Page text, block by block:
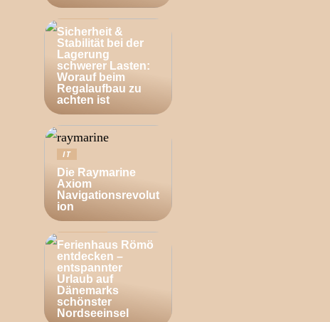
Sicherheit &
Stabilität bei der
Lagerung
schwerer Lasten:
Worauf beim
Regalaufbau zu
achten ist
IT
Die Raymarine
Axiom
Navigationsrevolut
ion
Ferienhaus Römö
entdecken –
entspannter
Urlaub auf
Dänemarks
schönster
Nordseeinsel